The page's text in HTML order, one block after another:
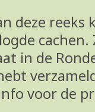
deze reeks
cachen.
in de
voor de